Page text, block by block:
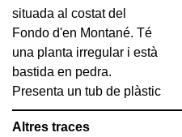
situada al costat del
Fondo d'en Montané. Té
una planta irregular i està
bastida en pedra.
Presenta un tub de plàstic
l'aigua. En l'actualitat un
tub de plàstic negre la
connecta amb la zona
Altres traces